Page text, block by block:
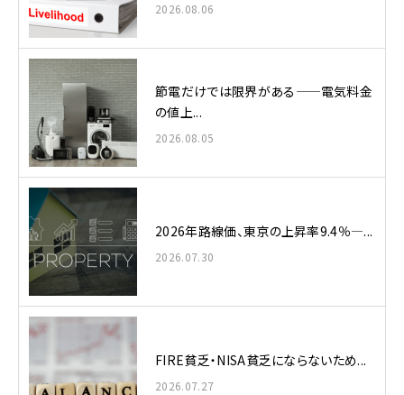
2026.08.06
節電だけでは限界がある——電気料金
の値上...
2026.08.05
2026年路線価、東京の上昇率9.4％—...
2026.07.30
FIRE貧乏・NISA貧乏にならないため...
2026.07.27